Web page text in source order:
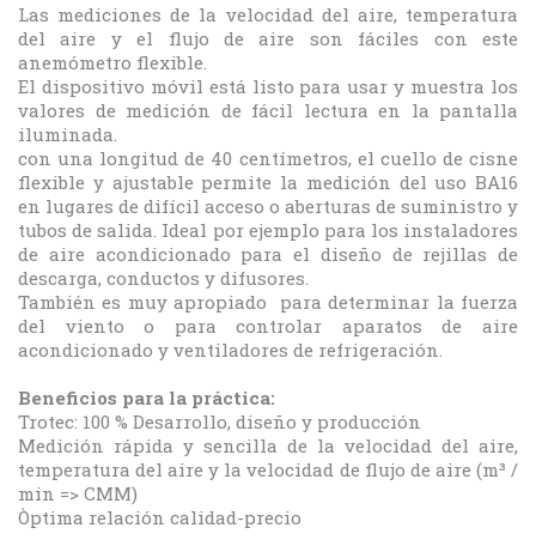
Las mediciones de la velocidad del aire, temperatura
del aire y el flujo de aire son fáciles con este
anemómetro flexible.
El dispositivo móvil está listo para usar y muestra los
valores de medición de fácil lectura en la pantalla
iluminada.
con una longitud de 40 centímetros, el cuello de cisne
flexible y ajustable permite la medición del uso BA16
en lugares de difícil acceso o aberturas de suministro y
tubos de salida. Ideal por ejemplo para los instaladores
de aire acondicionado para el diseño de rejillas de
descarga, conductos y difusores.
También es muy apropiado para determinar la fuerza
del viento o para controlar aparatos de aire
acondicionado y ventiladores de refrigeración.
Beneficios para la práctica:
Trotec: 100 % Desarrollo, diseño y producción
Medición rápida y sencilla de la velocidad del aire,
temperatura del aire y la velocidad de flujo de aire (m³ /
min => CMM)
Òptima relación calidad-precio